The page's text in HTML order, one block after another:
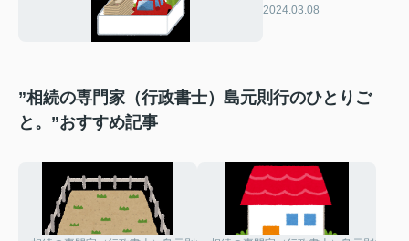
2024.03.08
”相続の専門家（行政書士）島元則行のひとりご
と。”おすすめ記事